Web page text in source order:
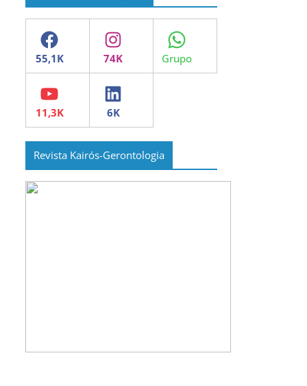
Facebook Instagram WhatsApp
YouTube LinkedIn
Revista Kairós-Gerontologia